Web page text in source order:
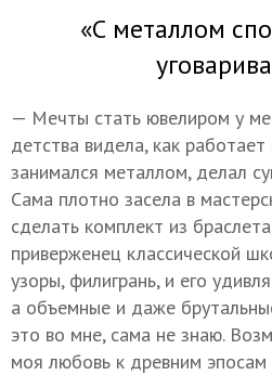
«С металлом
— Мечты стать ювелиром у
детства видела, как
занимался металлом, делал
Сама плотно засела в
сделать комплект из
приверженец классической
узоры, филигрань, и его
а объемные и даже
это во мне, сама не знаю.
моя любовь к древним